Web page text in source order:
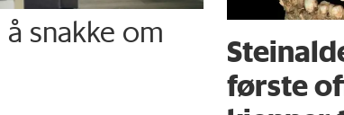
snakke om
første